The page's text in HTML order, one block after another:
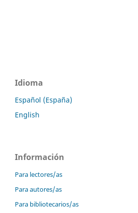
Idioma
Español (España)
English
Información
Para lectores/as
Para autores/as
Para bibliotecarios/as